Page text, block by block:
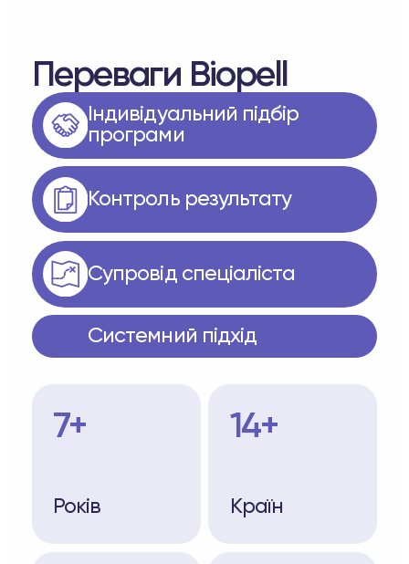
Переваги Biopell
Індивідуальний підбір
програми
Контроль результату
Супровід спеціаліста
Системний підхід
7+
Років
14+
Країн